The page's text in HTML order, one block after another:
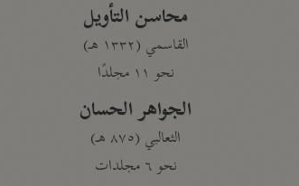
محاسن التأويل
القاسمي (١٣٣٢ هـ)
نحو ١١ مجلدًا
الجواهر الحسان
الثعالبي (٨٧٥ هـ)
نحو ٦ مجلدات